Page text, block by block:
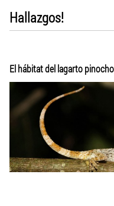
Hallazgos!
El hábitat del lagarto